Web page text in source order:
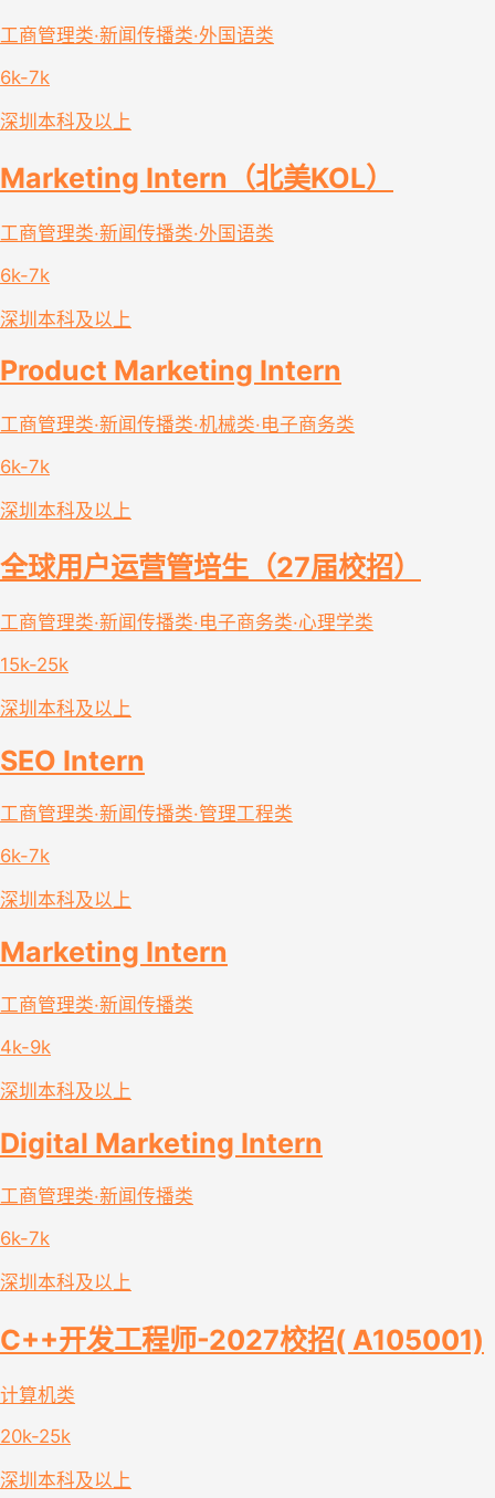
工商管理类·新闻传播类·外国语类
6k-7k
深圳 本科及以上
Marketing Intern（北美KOL）
工商管理类·新闻传播类·外国语类
6k-7k
深圳 本科及以上
Product Marketing Intern
工商管理类·新闻传播类·机械类·电子商务类
6k-7k
深圳 本科及以上
全球用户运营管培生（27届校招）
工商管理类·新闻传播类·电子商务类·心理学类
15k-25k
深圳 本科及以上
SEO Intern
工商管理类·新闻传播类·管理工程类
6k-7k
深圳 本科及以上
Marketing Intern
工商管理类·新闻传播类
4k-9k
深圳 本科及以上
Digital Marketing Intern
工商管理类·新闻传播类
6k-7k
深圳 本科及以上
C++开发工程师-2027校招( A105001)
计算机类
20k-25k
深圳 本科及以上